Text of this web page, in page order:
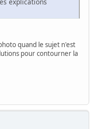
quand le sujet n'est
pour contourner la